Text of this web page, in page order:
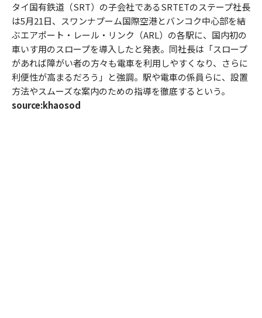
タイ国有鉄道（SRT）の子会社であるSRTETのステープ社長
は5月21日、スワンナプーム国際空港とバンコク中心部を結
ぶエアポート・レール・リンク（ARL）の各駅に、国内初の
車いす用のスロープを導入したと発表。同社長は「スロープ
があれば障がい者の方々も電車を利用しやすくなり、さらに
利便性が高まるだろう」と強調。駅や電車の係員らに、設置
方法やスムーズな案内のための指導を徹底するという。
source:khaosod